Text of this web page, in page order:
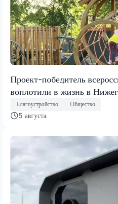
Проект-победитель
воплотили в жизнь в
Благоустройство Общество
5 августа